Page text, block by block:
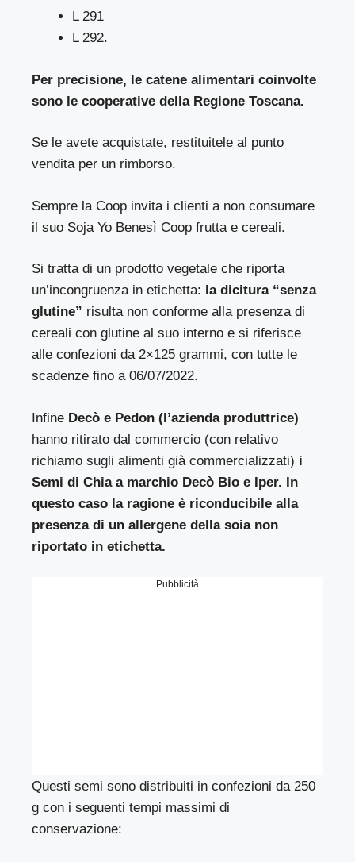
L 291
L 292.
Per precisione, le catene alimentari coinvolte
sono le cooperative della Regione Toscana.
Se le avete acquistate, restituitele al punto
vendita per un rimborso.
Sempre la Coop invita i clienti a non consumare
il suo Soja Yo Benesì Coop frutta e cereali.
Si tratta di un prodotto vegetale che riporta
un’incongruenza in etichetta: la dicitura “senza
glutine” risulta non conforme alla presenza di
cereali con glutine al suo interno e si riferisce
alle confezioni da 2×125 grammi, con tutte le
scadenze fino a 06/07/2022.
Infine Decò e Pedon (l’azienda produttrice)
hanno ritirato dal commercio (con relativo
richiamo sugli alimenti già commercializzati) i
Semi di Chia a marchio Decò Bio e Iper. In
questo caso la ragione è riconducibile alla
presenza di un allergene della soia non
riportato in etichetta.
Pubblicità
Questi semi sono distribuiti in confezioni da 250
g con i seguenti tempi massimi di
conservazione: